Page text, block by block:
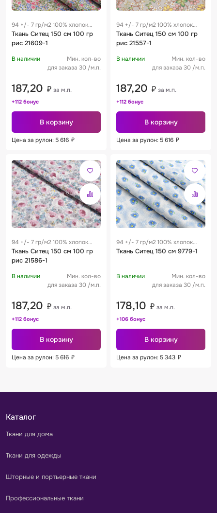
94 +/- 7 гр/м2 100% хлопок
0.28 м
Ткань Ситец 150 см 100 гр
рис 21609-1
В наличии
Мин. кол-во
для заказа 30 /м.п.
187,20 ₽ за м.п.
+112 бонус
В корзину
Цена за рулон: 5 616 ₽
94 +/- 7 гр/м2 100% хлопок
0.28 м
Ткань Ситец 150 см 100 гр
рис 21557-1
В наличии
Мин. кол-во
для заказа 30 /м.п.
187,20 ₽ за м.п.
+112 бонус
В корзину
Цена за рулон: 5 616 ₽
94 +/- 7 гр/м2 100% хлопок
0.28 м
Ткань Ситец 150 см 100 гр
рис 21586-1
В наличии
Мин. кол-во
для заказа 30 /м.п.
187,20 ₽ за м.п.
+112 бонус
В корзину
Цена за рулон: 5 616 ₽
94 +/- 7 гр/м2 100% хлопок
0.28 м
Ткань Ситец 150 см 9779-1
В наличии
Мин. кол-во
для заказа 30 /м.п.
178,10 ₽ за м.п.
+106 бонус
В корзину
Цена за рулон: 5 343 ₽
Каталог
Ткани для дома
Ткани для одежды
Шторные и портьерные ткани
Профессиональные ткани